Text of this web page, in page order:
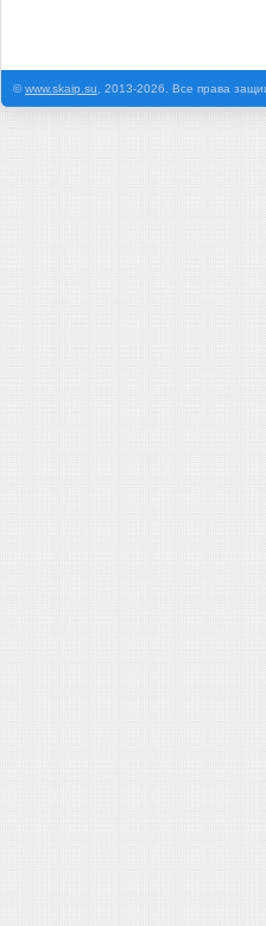
©www.skaip.su , 2013-2026. Все права